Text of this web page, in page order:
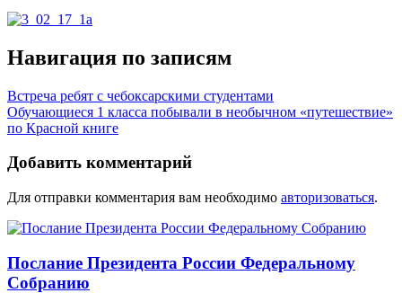
Навигация по записям
Встреча ребят с чебоксарскими студентами
Обучающиеся 1 класса побывали в необычном «путешествие»
по Красной книге
Добавить комментарий
Для отправки комментария вам необходимо авторизоваться.
Послание Президента России Федеральному
Собранию